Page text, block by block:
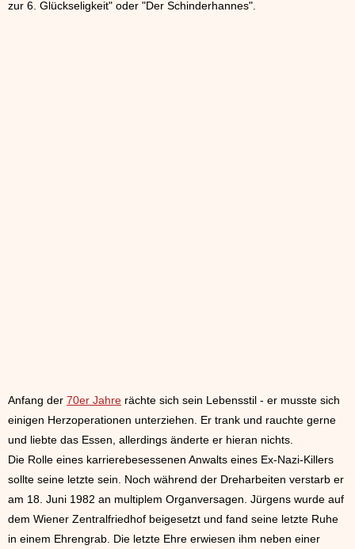
zur 6. Glückseligkeit" oder "Der Schinderhannes".
Anfang der 70er Jahre rächte sich sein Lebensstil - er musste sich
einigen Herzoperationen unterziehen. Er trank und rauchte gerne
und liebte das Essen, allerdings änderte er hieran nichts.
Die Rolle eines karrierebesessenen Anwalts eines Ex-Nazi-Killers
sollte seine letzte sein. Noch während der Dreharbeiten verstarb er
am 18. Juni 1982 an multiplem Organversagen. Jürgens wurde auf
dem Wiener Zentralfriedhof beigesetzt und fand seine letzte Ruhe
in einem Ehrengrab. Die letzte Ehre erwiesen ihm neben einer